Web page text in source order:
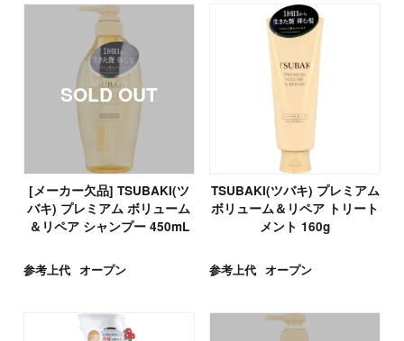
[メーカー欠品] TSUBAKI(ツ
バキ) プレミアム ボリューム
＆リペア シャンプー 450mL
参考上代 オープン
TSUBAKI(ツバキ) プレミアム
ボリューム＆リペア トリート
メント 160g
参考上代 オープン